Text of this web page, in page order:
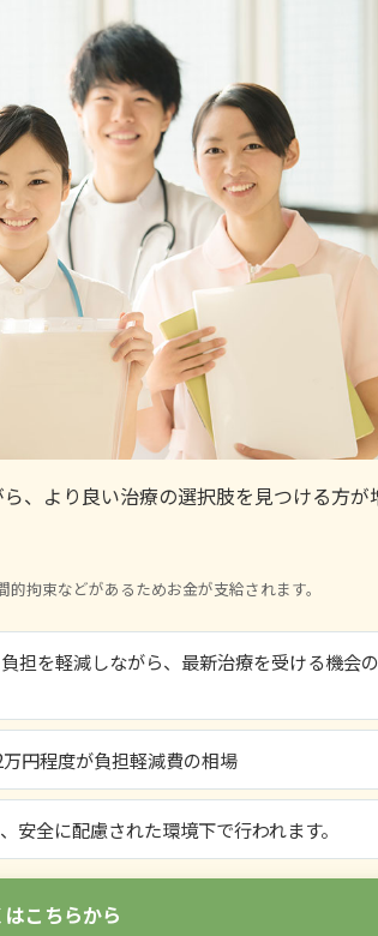
、より良い治療の選択肢を見つける方が
拘束などがあるためお金が支給されます。
担を軽減しながら、最新治療を受ける機会
円程度が負担軽減費の相場
全に配慮された環境下で行われます。
こちらから